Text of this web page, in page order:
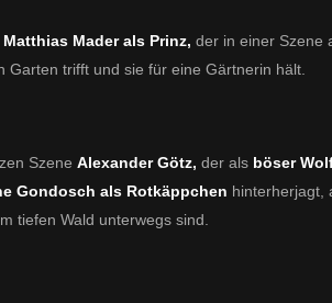
Matthias Mader als Prinz, der in einer Szene
Garten trifft und sie für eine Gärtnerin hält.
Szene Alexander Götz, der als böser
Gondosch als Rotkäppchen hinterherjagt,
tiefen Wald unterwegs sind.